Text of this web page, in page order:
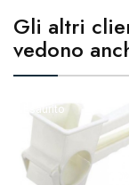
Gli altri
vedono
Esaurito